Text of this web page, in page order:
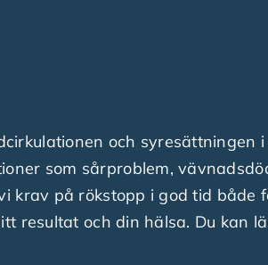
och syresättningen
som sårproblem,
krav på rökstopp i god tid både
resultat och din hälsa. Du kan